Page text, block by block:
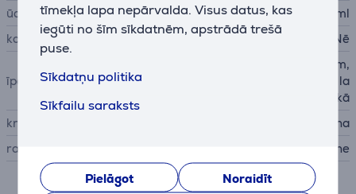
tīmekļa lapa nepārvalda. Visus datus, kas
iegūti no šīm sīkdatnēm, apstrādā trešā
puse.
Sīkdatņu politika
Sīkfailu saraksts
Pielāgot
Noraidīt
ūdens rezervuāra ietilpība
1200 ml
katlakmens novēršana
Nē
īpašības
der visiem audumu veidiem,
gatavs darbam 60 sekunžu la
ikā
krāsa
melna
ražotājs
SteamOne